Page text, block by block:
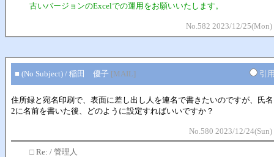
古いバージョンのExcelでの運用をお願いいたします。
No.582 2023/12/
■ (No Subject) / 稲田 優子 [MAIL] 引
住所録と宛名印刷で、表面に差し出し人を連名で書きたいのですが、氏
2に名前を書いた後、どのように設定すればいいですか？
No.580 2023/12/
□ Re: / 管理人